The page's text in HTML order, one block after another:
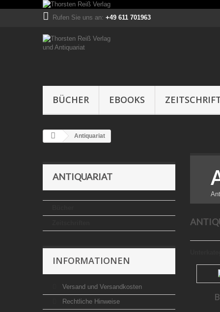
Rufen Sie uns an: +49 611 701963
BÜCHER EBOOKS
Antiquariat
ANTIQUARIAT
INFORMATIONEN
Versand und Versandkosten
Rechtliche Hinweise